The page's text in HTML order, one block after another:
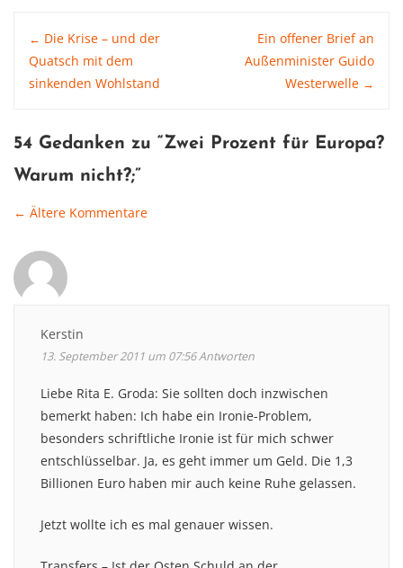
Post
navigation
← Die Krise – und der
Quatsch mit dem
sinkenden Wohlstand
Ein offener Brief an
Außenminister Guido
Westerwelle →
54 Gedanken zu “Zwei Prozent für Europa?
Warum nicht?;”
Comment
navigation
← Ältere Kommentare
Kerstin
13. September 2011 um 07:56Antworten
Liebe Rita E. Groda: Sie sollten doch inzwischen
bemerkt haben: Ich habe ein Ironie-Problem,
besonders schriftliche Ironie ist für mich schwer
entschlüsselbar. Ja, es geht immer um Geld. Die 1,3
Billionen Euro haben mir auch keine Ruhe gelassen.
Jetzt wollte ich es mal genauer wissen.